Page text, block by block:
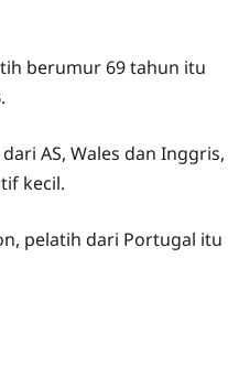
berumur 69 tahun itu
AS, Wales dan Inggris,
kecil.
pelatih dari Portugal itu